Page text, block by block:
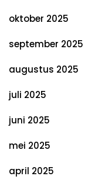
oktober 2025
september 2025
augustus 2025
juli 2025
juni 2025
mei 2025
april 2025